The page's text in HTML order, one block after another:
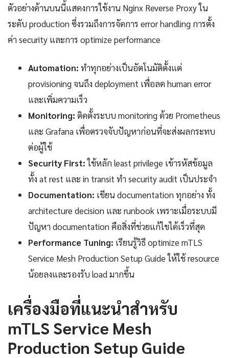
ตัวอย่างด้านบนนี้แสดงการใช้งาน Nginx Reverse Proxy ใน
ระดับ production ซึ่งรวมถึงการจัดการ error handling การตั้ง
ค่า security และการ optimize performance
Automation: ทำทุกอย่างเป็นอัตโนมัติตั้งแต่
provisioning จนถึง deployment เพื่อลด human error
และเพิ่มความเร็ว
Monitoring: ติดตั้งระบบ monitoring ด้วย Prometheus
และ Grafana เพื่อตรวจจับปัญหาก่อนที่จะส่งผลกระทบ
ต่อผู้ใช้
Security First:ใช้หลัก least privilege เข้ารหัสข้อมูล
ทั้ง at rest และ in transit ทำ security audit เป็นประจำ
Documentation: เขียน documentation ทุกอย่าง ทั้ง
architecture decision และ runbook เพราะเมื่อระบบมี
ปัญหา documentation คือสิ่งที่ช่วยแก้ไขได้เร็วที่สุด
Performance Tuning: เรียนรู้วิธี optimize mTLS
Service Mesh Production Setup Guide ให้ใช้ resource
น้อยลงและรองรับ load มากขึ้น
เครื่องมือที่แนะนำสำหรับ
mTLS Service Mesh
Production Setup Guide